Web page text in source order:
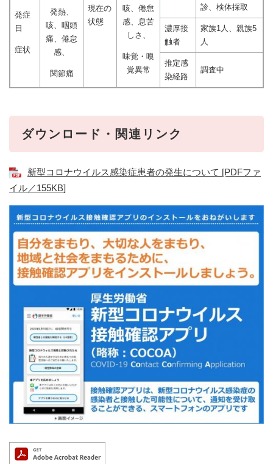
診、検体採取
現在の
状態
発症
日
症状
発熱、
咳、咽頭
痛、倦怠
感、
関節痛
咳、倦怠
感、息苦
しさ、
味覚・嗅
覚異常
濃厚接
触者
家族1人、親族5
人
推定感
染経路
調査中
ダウンロード・関連リンク
新型コロナウイルス感染症患者の発生について [PDFファ
イル／155KB]